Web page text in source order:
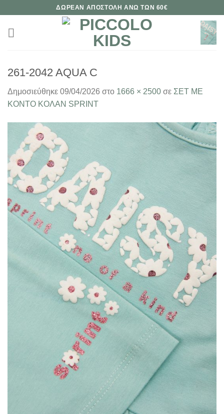
περιεχόμενο
ΔΩΡΕΑΝ ΑΠΟΣΤΟΛΗ ΑΝΩ ΤΩΝ 60€
261-2042 AQUA C
Δημοσιεύθηκε 09/04/2026 στο 1666 × 2500 σε ΣΕΤ ΜΕ
ΚΟΝΤΟ ΚΟΛΑΝ SPRINT